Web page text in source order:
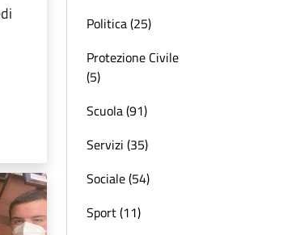
Politica (25)
Protezione Civile
(5)
Scuola (91)
Servizi (35)
Sociale (54)
Sport (11)